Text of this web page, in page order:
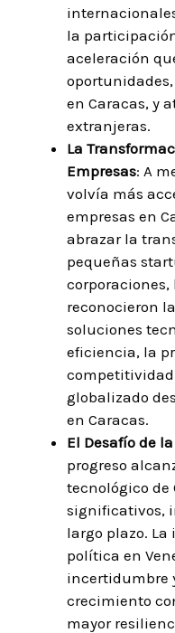
la
aceleración
en Caracas, y
extranjeras.
La
Empresas: A
volvía más
empresas en
abrazar la
pequeñas
reconocieron
soluciones
eficiencia, la
globalizado
en Caracas.
El Desafío de
progreso
tecnológico de
significativos,
largo plazo.
política en
incertidumbre
crecimiento
mayor